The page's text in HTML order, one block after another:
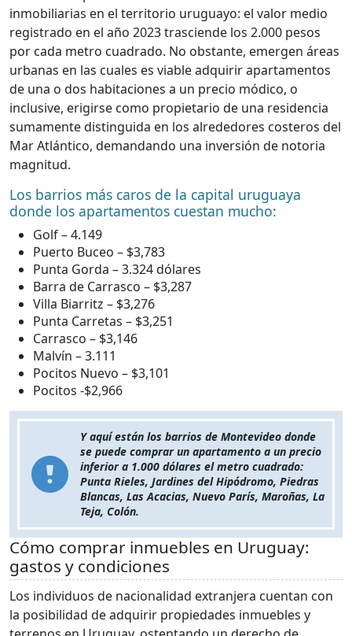
inmobiliarias en el territorio uruguayo: el valor medio
registrado en el año 2023 trasciende los 2.000 pesos
por cada metro cuadrado. No obstante, emergen áreas
urbanas en las cuales es viable adquirir apartamentos
de una o dos habitaciones a un precio módico, o
inclusive, erigirse como propietario de una residencia
sumamente distinguida en los alrededores costeros del
Mar Atlántico, demandando una inversión de notoria
magnitud.
Los barrios más caros de la capital uruguaya
donde los apartamentos cuestan mucho:
Golf – 4.149
Puerto Buceo – $3,783
Punta Gorda – 3.324 dólares
Barra de Carrasco – $3,287
Villa Biarritz – $3,276
Punta Carretas – $3,251
Carrasco – $3,146
Malvín – 3.111
Pocitos Nuevo – $3,101
Pocitos -$2,966
Y aquí están los barrios de Montevideo donde
se puede comprar un apartamento a un precio
inferior a 1.000 dólares el metro cuadrado:
Punta Rieles, Jardines del Hipódromo, Piedras
Blancas, Las Acacias, Nuevo París, Maroñas, La
Teja, Colón.
Cómo comprar inmuebles en Uruguay:
gastos y condiciones
Los individuos de nacionalidad extranjera cuentan con
la posibilidad de adquirir propiedades inmuebles y